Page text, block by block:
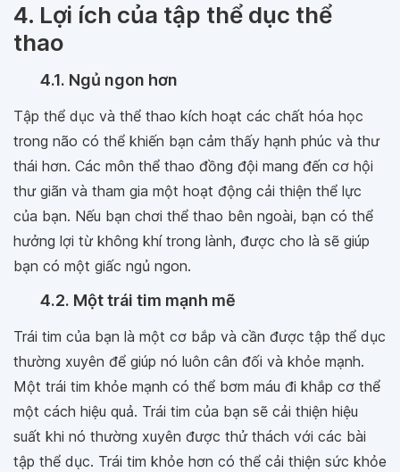
4. Lợi ích của tập thể dục thể
thao
4.1. Ngủ ngon hơn
Tập thể dục và thể thao kích hoạt các chất hóa học
trong não có thể khiến bạn cảm thấy hạnh phúc và thư
thái hơn. Các môn thể thao đồng đội mang đến cơ hội
thư giãn và tham gia một hoạt động cải thiện thể lực
của bạn. Nếu bạn chơi thể thao bên ngoài, bạn có thể
hưởng lợi từ không khí trong lành, được cho là sẽ giúp
bạn có một giấc ngủ ngon.
4.2. Một trái tim mạnh mẽ
Trái tim của bạn là một cơ bắp và cần được tập thể dục
thường xuyên để giúp nó luôn cân đối và khỏe mạnh.
Một trái tim khỏe mạnh có thể bơm máu đi khắp cơ thể
một cách hiệu quả. Trái tim của bạn sẽ cải thiện hiệu
suất khi nó thường xuyên được thử thách với các bài
tập thể dục. Trái tim khỏe hơn có thể cải thiện sức khỏe